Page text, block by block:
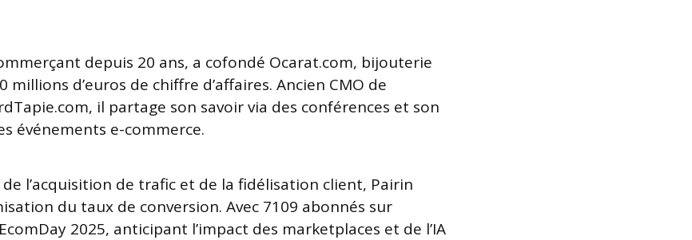
depuis 20 ans, a cofondé Ocarat.com, bijouterie
millions d’euros de chiffre d’affaires. Ancien CMO de
il partage son savoir via des conférences et son
événements e-commerce.
de l’acquisition de trafic et de la fidélisation client, Pairin
du taux de conversion. Avec 7109 abonnés sur
2025, anticipant l’impact des marketplaces et de l’IA